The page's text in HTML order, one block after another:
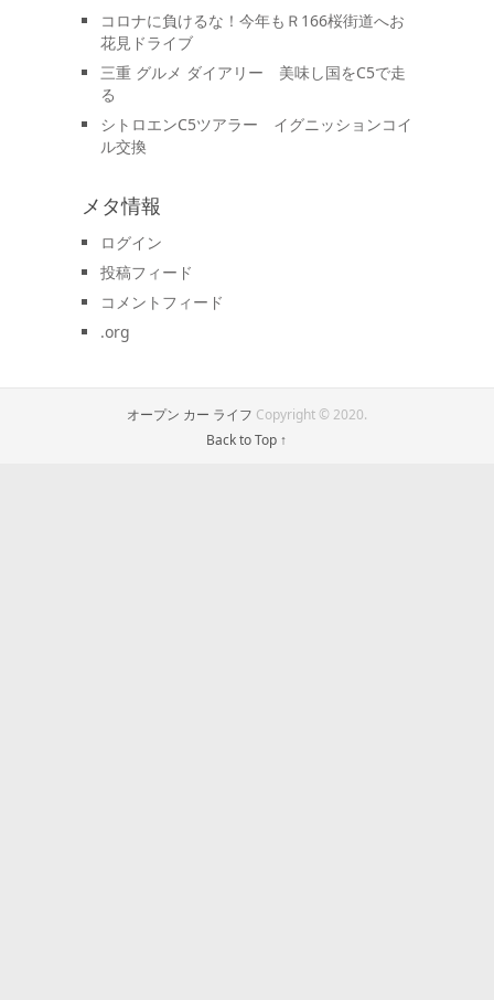
コロナに負けるな！今年もＲ166桜街道へお
花見ドライブ
三重 グルメ ダイアリー 美味し国をC5で走
る
シトロエンC5ツアラー イグニッションコイ
ル交換
メタ情報
ログイン
投稿フィード
コメントフィード
.org
オープン カー ライフ Copyright © 2020.
Back to Top ↑